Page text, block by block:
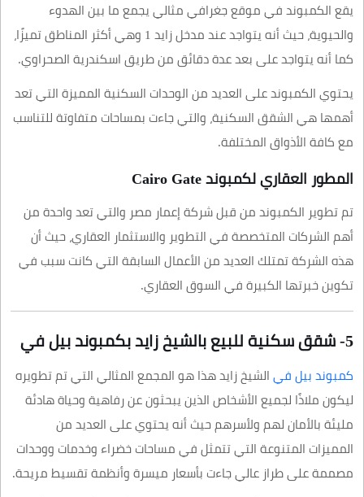
يقع الكمبوند في موقع جغرافي مثالي يجمع ما بين الهدوء
والحيوية، حيث أنه يتواجد عند مدخل زايد 1 وهي أكثر المناطق تميزًا،
كما أنه يتواجد على بعد عدة دقائق من طريق اسكندرية الصحراوي.
يحتوي الكمبوند على العديد من الوحدات السكنية المميزة التي تعد
أهمها هي الشقق السكنية، والتي جاءت بمساحات متفاوتة للتناسب
مع كافة الأذواق المختلفة.
المطور العقاري لكمبوند Cairo Gate
تم تطوير الكمبوند من قبل شركة إعمار مصر والتي تعد واحدة من
أهم الشركات المتخصصة في التطوير والاستثمار العقاري، حيث أن
هذه الشركة تمتلك العديد من الأعمال السابقة التي كانت سبب في
تكوين خبرتها الكبيرة في السوق العقاري.
5- شقق سكنية للبيع بالشيخ زايد بكمبوند بيل في
كمبوند بيل في الشيخ زايد هذا هو المجمع المثالي التي تم تطويره
ليكون ملاذًا لجميع الأشخاص الذين يبحثون عن رفاهية وحياة هادئة
مليئة بالأمان لهم ولأسرهم حيث أنه يحتوي على العديد من
المميزات المتنوعة التي تتمثل في مساحات خضراء وخدمات ووحدات
مصممة على طراز عالي جاءت بأسعار ميسرة وأنظمة تقسيط مريحة.